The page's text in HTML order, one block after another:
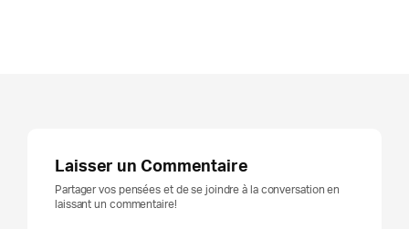
Laisser un Commentaire
Partager vos pensées et de se joindre à la conversation en
laissant un commentaire!